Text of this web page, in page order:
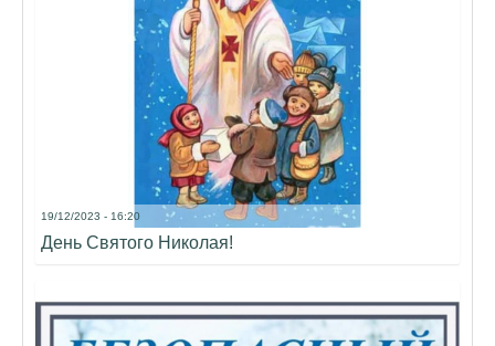
19/12/2023 - 16:20
День Святого Николая!